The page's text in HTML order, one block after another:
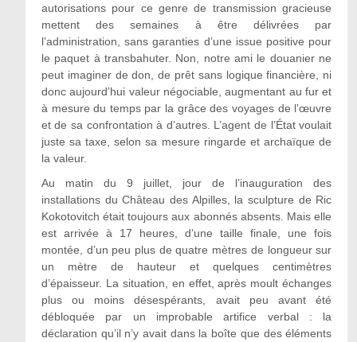
autorisations pour ce genre de transmission gracieuse
mettent des semaines à être délivrées par
l’administration, sans garanties d’une issue positive pour
le paquet à transbahuter. Non, notre ami le douanier ne
peut imaginer de don, de prêt sans logique financière, ni
donc aujourd’hui valeur négociable, augmentant au fur et
à mesure du temps par la grâce des voyages de l’œuvre
et de sa confrontation à d’autres. L’agent de l’État voulait
juste sa taxe, selon sa mesure ringarde et archaïque de
la valeur.
Au matin du 9 juillet, jour de l’inauguration des
installations du Château des Alpilles, la sculpture de Ric
Kokotovitch était toujours aux abonnés absents. Mais elle
est arrivée à 17 heures, d’une taille finale, une fois
montée, d’un peu plus de quatre mètres de longueur sur
un mètre de hauteur et quelques centimètres
d’épaisseur. La situation, en effet, après moult échanges
plus ou moins désespérants, avait peu avant été
débloquée par un improbable artifice verbal : la
déclaration qu’il n’y avait dans la boîte que des éléments